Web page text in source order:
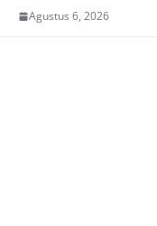
Agustus 6, 2026